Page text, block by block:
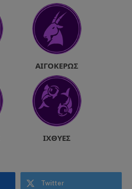
ΑΙΓΌΚΕΡΩΣ
ΙΧΘΎΕΣ
Twitter